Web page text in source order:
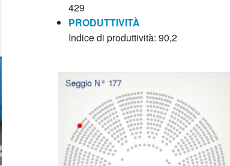
429
PRODUTTIVITÀ
Indice di produttività: 90,2